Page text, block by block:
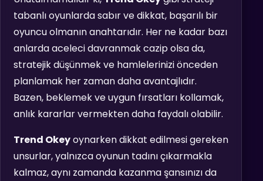
tabanlı oyunlarda sabır ve dikkat, başarılı bir
oyuncu olmanın anahtarıdır. Her ne kadar bazı
anlarda aceleci davranmak cazip olsa da,
stratejik düşünmek ve hamlelerinizi önceden
planlamak her zaman daha avantajlıdır.
Bazen, beklemek ve uygun fırsatları kollamak,
anlık kararlar vermekten daha faydalı olabilir.
Trend Okeyoynarken dikkat edilmesi gereken
unsurlar, yalnızca oyunun tadını çıkarmakla
kalmaz, aynı zamanda kazanma şansınızı da